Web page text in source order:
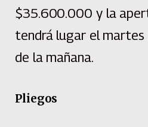
$35.600.000 y la
tendrá lugar el
de la mañana.
Pliegos